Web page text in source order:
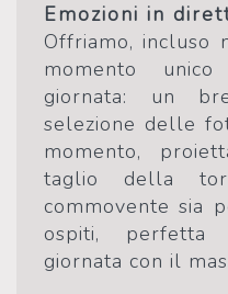
Emozioni in
Offriamo, incluso
momento
giornata: un
selezione delle
momento,
taglio della
commovente sia
ospiti,
giornata con il